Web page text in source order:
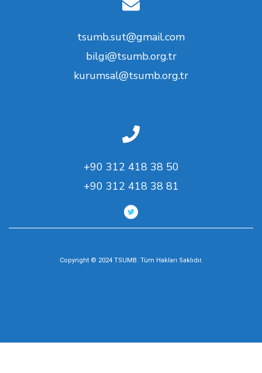
tsumb.sut@gmail.com
bilgi@tsumb.org.tr
kurumsal@tsumb.org.tr
+90 312 418 38 50
+90 312 418 38 81
Copyright © 2024 TSUMB. Tüm Hakları Saklıdır.